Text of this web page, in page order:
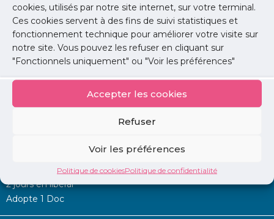
cookies, utilisés par notre site internet, sur votre terminal.
Ces cookies servent à des fins de suivi statistiques et
fonctionnement technique pour améliorer votre visite sur
notre site. Vous pouvez les refuser en cliquant sur
"Fonctionnels uniquement" ou "Voir les préférences"
Accepter les cookies
Refuser
Voir les préférences
Politique de cookiesPolitique de confidentialité
Permanence d’aide à l’installation
2 jours en libéral
Adopte 1 Doc